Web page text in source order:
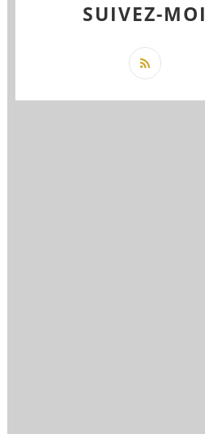
SUIVEZ-MOI